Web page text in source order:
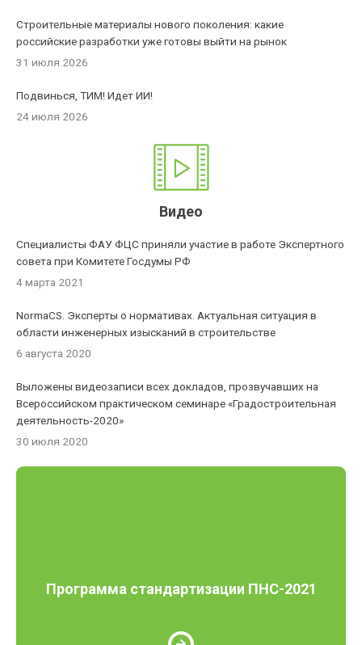
Строительные материалы нового поколения: какие
российские разработки уже готовы выйти на рынок
31 июля 2026
Подвинься, ТИМ! Идет ИИ!
24 июля 2026
Видео
Специалисты ФАУ ФЦС приняли участие в работе Экспертного
совета при Комитете Госдумы РФ
4 марта 2021
NormaCS. Эксперты о нормативах. Актуальная ситуация в
области инженерных изысканий в строительстве
6 августа 2020
Выложены видеозаписи всех докладов, прозвучавших на
Всероссийском практическом семинаре «Градостроительная
деятельность-2020»
30 июля 2020
Программа стандартизации ПНС-2021